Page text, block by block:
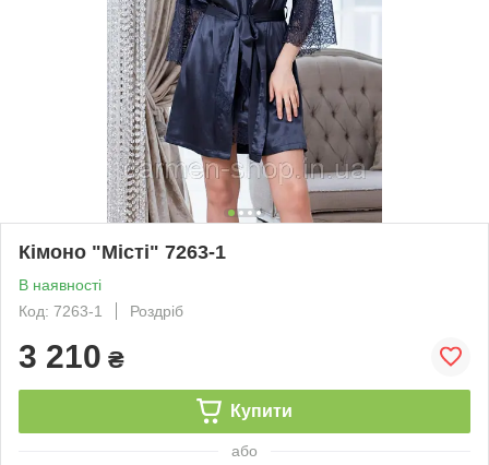
Кімоно "Місті" 7263-1
В наявності
Код: 7263-1
Роздріб
3 210 ₴
Купити
або